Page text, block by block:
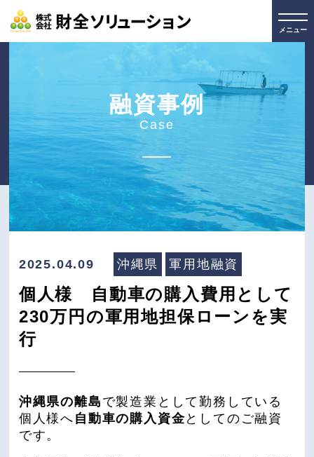
メニュー
融資事例
Case
2025.04.09 沖縄県 軍用地融資
個人様 自動車の購入費用として
230万円の軍用地担保ローンを実
行
沖縄県の離島 で製造業として勤務している
個人様へ 自動車の購入資金としてのご融資
です。